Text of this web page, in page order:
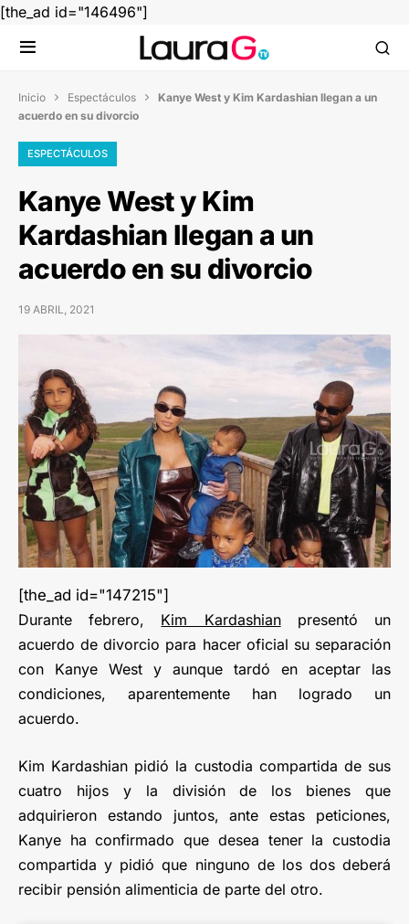
[the_ad id="146496"]
Inicio  Espectáculos  Kanye West y Kim Kardashian llegan a un
acuerdo en su divorcio
ESPECTÁCULOS
Kanye West y Kim
Kardashian llegan a un
acuerdo en su divorcio
19 ABRIL, 2021
[the_ad id="147215"]
Durante febrero, Kim Kardashianpresentó un
acuerdo de divorcio para hacer oficial su separación
con Kanye West y aunque tardó en aceptar las
condiciones, aparentemente han logrado un
acuerdo.
Kim Kardashian pidió la custodia compartida de sus
cuatro hijos y la división de los bienes que
adquirieron estando juntos, ante estas peticiones,
Kanye ha confirmado que desea tener la custodia
compartida y pidió que ninguno de los dos deberá
recibir pensión alimenticia de parte del otro.